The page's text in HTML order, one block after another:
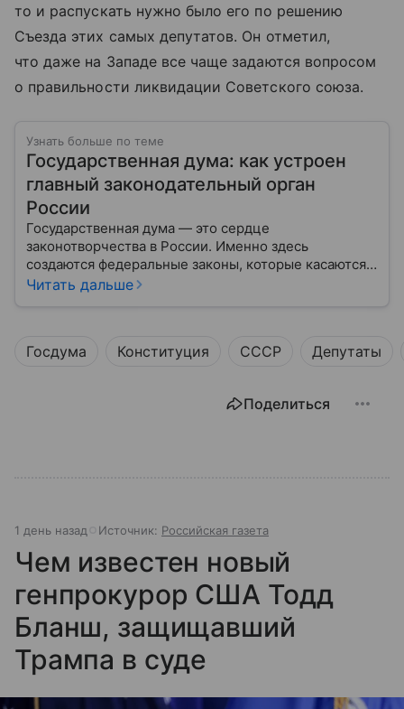
то и распускать нужно было его по решению
Съезда этих самых депутатов. Он отметил,
что даже на Западе все чаще задаются вопросом
о правильности ликвидации Советского союза.
Узнать больше по теме
Государственная дума: как устроен
главный законодательный орган
России
Государственная дума — это сердце
законотворчества в России. Именно здесь
создаются федеральные законы, которые касаются
жизни каждого гражданина: от образования и
Читать дальше
Госдума Конституция СССР Депутаты
Поделиться
1 день назад Источник: Российская газета
Чем известен новый
генпрокурор США Тодд
Бланш, защищавший
Трампа в суде